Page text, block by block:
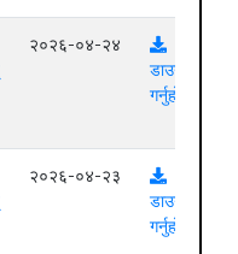
२०२६-०४-२४
डाउनलोड
गर्नुहोस्
२०२६-०४-२३
डाउनलोड
गर्नुहोस्